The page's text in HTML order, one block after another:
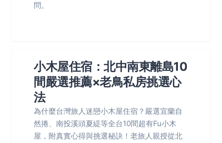
問。
小木屋住宿：北中南東離島10
間嚴選推薦×老鳥私房挑選心
法
為什麼台灣旅人迷戀小木屋住宿？嚴選宜蘭自
然捲、南投溪頭夏緹等全台10間超有Fu小木
屋，附真實心得與挑選秘訣！老旅人親授從北